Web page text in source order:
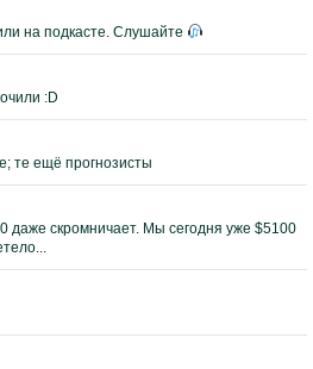
на подкасте. Слушайте
:D
те ещё прогнозисты
даже скромничает. Мы сегодня уже $5100